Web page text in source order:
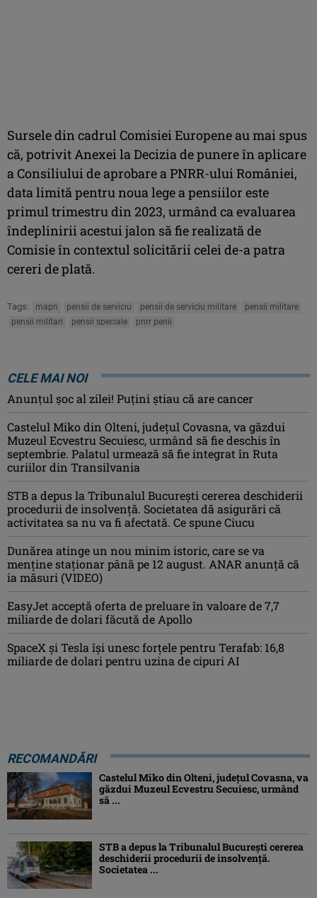
Sursele din cadrul Comisiei Europene au mai spus
că, potrivit Anexei la Decizia de punere în aplicare
a Consiliului de aprobare a PNRR-ului României,
data limită pentru noua lege a pensiilor este
primul trimestru din 2023, urmând ca evaluarea
îndeplinirii acestui jalon să fie realizată de
Comisie în contextul solicitării celei de-a patra
cereri de plată.
Tags: mapn pensii de serviciu pensii de serviciu militare
pensii militare
pensii militari
pensii speciale pnrr penii
CELE MAI NOI
Anunţul şoc al zilei! Puţini ştiau că are cancer
Castelul Miko din Olteni, județul Covasna, va găzdui
Muzeul Ecvestru Secuiesc, urmând să fie deschis în
septembrie. Palatul urmează să fie integrat în Ruta
curiilor din Transilvania
STB a depus la Tribunalul București cererea deschiderii
procedurii de insolvență. Societatea dă asigurări că
activitatea sa nu va fi afectată. Ce spune Ciucu
Dunărea atinge un nou minim istoric, care se va
menține staționar până pe 12 august. ANAR anunță că
ia măsuri (VIDEO)
EasyJet acceptă oferta de preluare în valoare de 7,7
miliarde de dolari făcută de Apollo
SpaceX și Tesla își unesc forțele pentru Terafab: 16,8
miliarde de dolari pentru uzina de cipuri AI
RECOMANDĂRI
Castelul Miko din Olteni, județul Covasna, va
găzdui Muzeul Ecvestru Secuiesc, urmând
să ...
STB a depus la Tribunalul București cererea
deschiderii procedurii de insolvență.
Societatea ...